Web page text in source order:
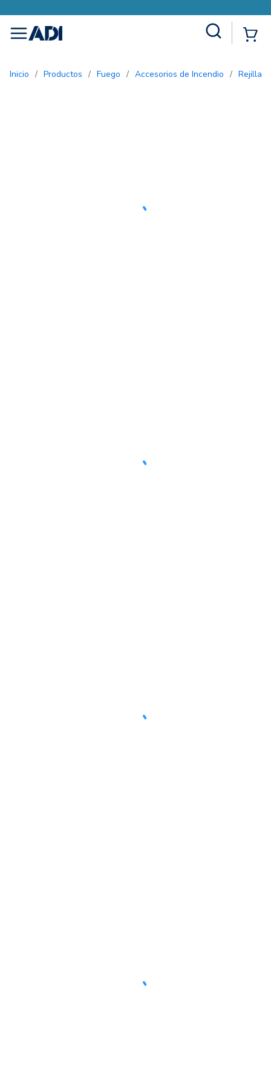
menu
Inicio / Productos / Fuego / Accesorios de Incendio /